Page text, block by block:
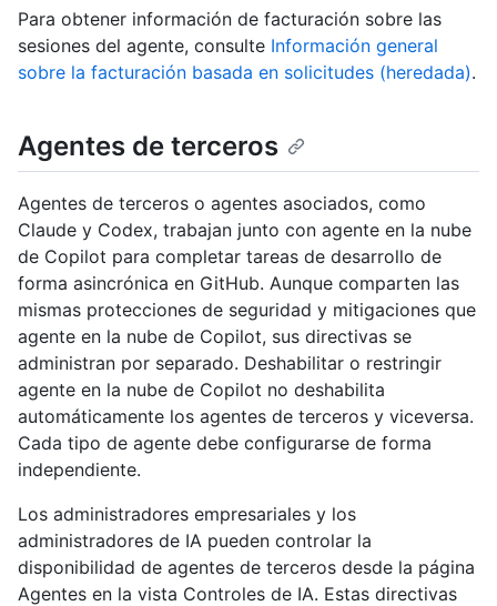
Para obtener información de facturación sobre las
sesiones del agente, consulte Información general
sobre la facturación basada en solicitudes (heredada).
Agentes de terceros
Agentes de terceros o agentes asociados, como
Claude y Codex, trabajan junto con agente en la nube
de Copilot para completar tareas de desarrollo de
forma asincrónica en GitHub. Aunque comparten las
mismas protecciones de seguridad y mitigaciones que
agente en la nube de Copilot, sus directivas se
administran por separado. Deshabilitar o restringir
agente en la nube de Copilot no deshabilita
automáticamente los agentes de terceros y viceversa.
Cada tipo de agente debe configurarse de forma
independiente.
Los administradores empresariales y los
administradores de IA pueden controlar la
disponibilidad de agentes de terceros desde la página
Agentes en la vista Controles de IA. Estas directivas